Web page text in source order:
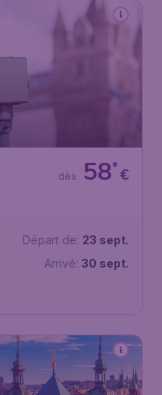
€
58*
dès
Départ de: 23 sept.
Arrivé: 30 sept.